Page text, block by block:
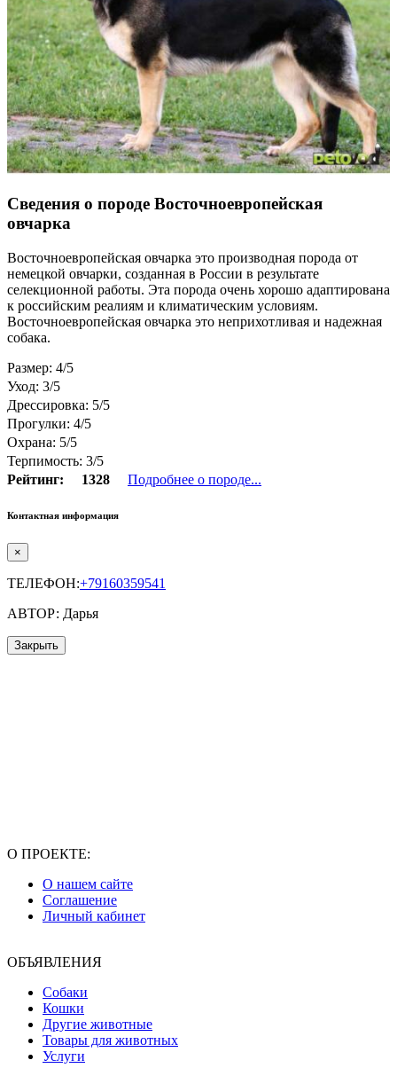
Сведения о породе Восточноевропейская
овчарка
Восточноевропейская овчарка это производная порода от
немецкой овчарки, созданная в России в результате
селекционной работы. Эта порода очень хорошо адаптирована
к российским реалиям и климатическим условиям.
Восточноевропейская овчарка это неприхотливая и надежная
собака.
Размер: 4/5
Уход: 3/5
Дрессировка: 5/5
Прогулки: 4/5
Охрана: 5/5
Терпимость: 3/5
Рейтинг:
1328 Подробнее о породе...
Контактная информация
×
ТЕЛЕФОН:+79160359541
АВТОР: Дарья
Закрыть
О ПРОЕКТЕ:
О нашем сайте
Соглашение
Личный кабинет
ОБЪЯВЛЕНИЯ
Собаки
Кошки
Другие животные
Товары для животных
Услуги